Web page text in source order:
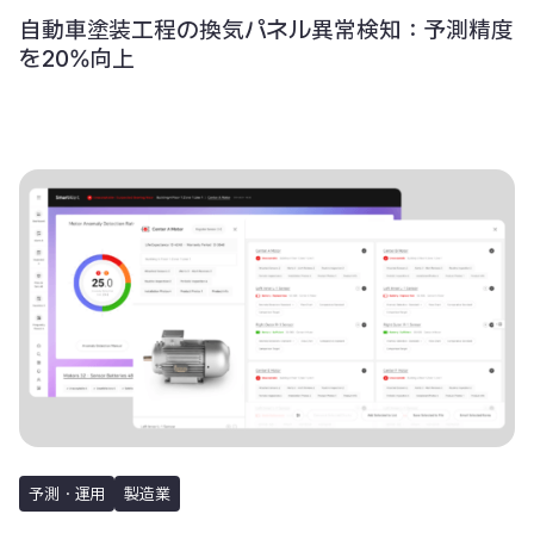
自動車塗装工程の換気パネル異常検知：予測精度
を20%向上
予測・運用 製造業